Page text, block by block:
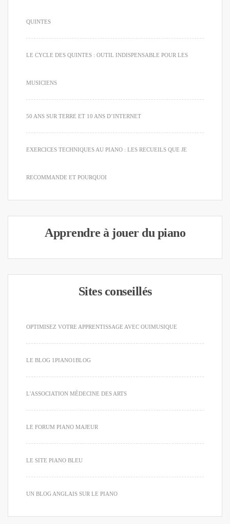
QUINTES
LE CYCLE DES QUINTES : OUTIL INDISPENSABLE POUR LES
MUSICIENS
50 ANS SUR TERRE ET 10 ANS D’INTERNET
EXERCICES TECHNIQUES AU PIANO : LES RECUEILS QUE JE
RECOMMANDE ET POURQUOI
Apprendre à jouer du piano
Sites conseillés
OPTIMISEZ VOTRE APPRENTISSAGE AVEC OUIMUSIQUE
LE BLOG 1PIANO1BLOG
L'ASSOCIATION MÉDECINE DES ARTS
LE FORUM PIANO MAJEUR
LE SITE PIANO BLEU
UN BLOG ANGLAIS SUR LE PIANO